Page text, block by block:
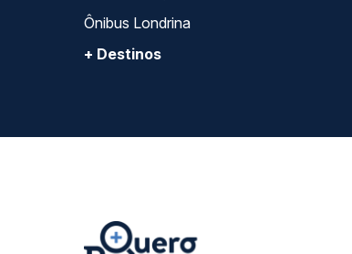
Ônibus Londrina
+ Destinos